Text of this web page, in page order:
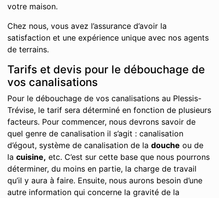
votre maison.
Chez nous, vous avez l’assurance d’avoir la
satisfaction et une expérience unique avec nos agents
de terrains.
Tarifs et devis pour le débouchage de
vos canalisations
Pour le débouchage de vos canalisations au Plessis-
Trévise, le tarif sera déterminé en fonction de plusieurs
facteurs. Pour commencer, nous devrons savoir de
quel genre de canalisation il s’agit : canalisation
d’égout, système de canalisation de la douche ou de
la cuisine, etc. C’est sur cette base que nous pourrons
déterminer, du moins en partie, la charge de travail
qu’il y aura à faire. Ensuite, nous aurons besoin d’une
autre information qui concerne la gravité de la